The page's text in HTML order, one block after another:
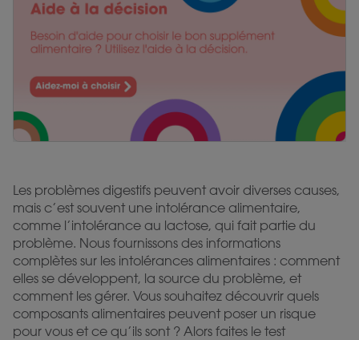
Les problèmes digestifs peuvent avoir diverses causes,
mais c’est souvent une intolérance alimentaire,
comme l’intolérance au lactose, qui fait partie du
problème. Nous fournissons des informations
complètes sur les intolérances alimentaires : comment
elles se développent, la source du problème, et
comment les gérer. Vous souhaitez découvrir quels
composants alimentaires peuvent poser un risque
pour vous et ce qu’ils sont ? Alors faites le test